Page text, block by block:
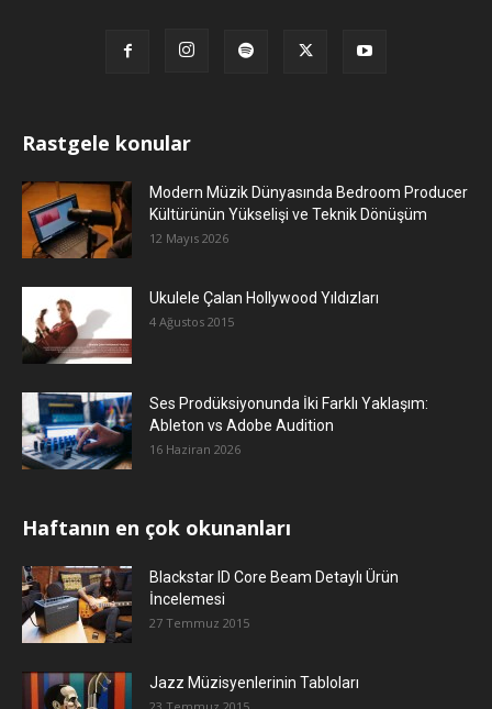
Rastgele konular
Modern Müzik Dünyasında Bedroom Producer
Kültürünün Yükselişi ve Teknik Dönüşüm
12 Mayıs 2026
Ukulele Çalan Hollywood Yıldızları
4 Ağustos 2015
Ses Prodüksiyonunda İki Farklı Yaklaşım:
Ableton vs Adobe Audition
16 Haziran 2026
Haftanın en çok okunanları
Blackstar ID Core Beam Detaylı Ürün
İncelemesi
27 Temmuz 2015
Jazz Müzisyenlerinin Tabloları